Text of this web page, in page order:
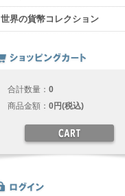
世界の貨幣コレクション
合計数量： 0
商品金額： 0円(税込)